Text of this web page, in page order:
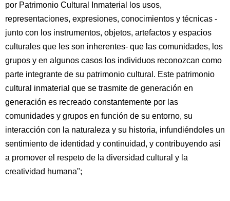
por Patrimonio Cultural Inmaterial los usos,
representaciones, expresiones, conocimientos y técnicas -
junto con los instrumentos, objetos, artefactos y espacios
culturales que les son inherentes- que las comunidades, los
grupos y en algunos casos los individuos reconozcan como
parte integrante de su patrimonio cultural. Este patrimonio
cultural inmaterial que se trasmite de generación en
generación es recreado constantemente por las
comunidades y grupos en función de su entorno, su
interacción con la naturaleza y su historia, infundiéndoles un
sentimiento de identidad y continuidad, y contribuyendo así
a promover el respeto de la diversidad cultural y la
creatividad humana";